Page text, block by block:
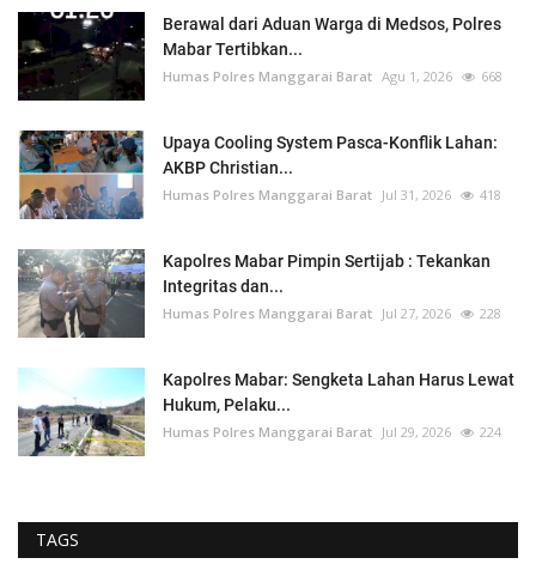
Berawal dari Aduan Warga di Medsos, Polres
Mabar Tertibkan...
Humas Polres Manggarai Barat Agu 1, 2026 668
Upaya Cooling System Pasca-Konflik Lahan:
AKBP Christian...
Humas Polres Manggarai Barat Jul 31, 2026 418
Kapolres Mabar Pimpin Sertijab : Tekankan
Integritas dan...
Humas Polres Manggarai Barat Jul 27, 2026 228
Kapolres Mabar: Sengketa Lahan Harus Lewat
Hukum, Pelaku...
Humas Polres Manggarai Barat Jul 29, 2026 224
TAGS